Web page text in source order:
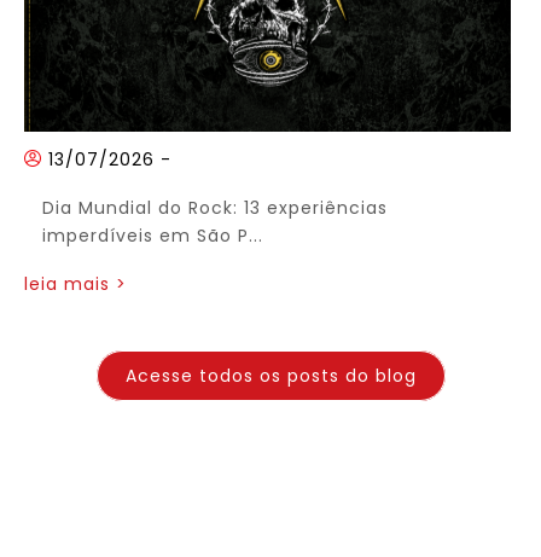
13/07/2026 -
Dia Mundial do Rock: 13 experiências
imperdíveis em São P...
leia mais >
Acesse todos os posts do blog